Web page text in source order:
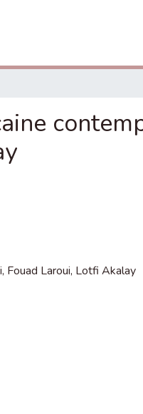
, Fouad Laroui, Lotfi Akalay